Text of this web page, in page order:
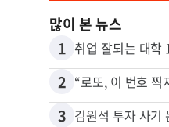
많이 본 뉴스
1 취업 잘되는 대
2
3 김원석 투자 사기